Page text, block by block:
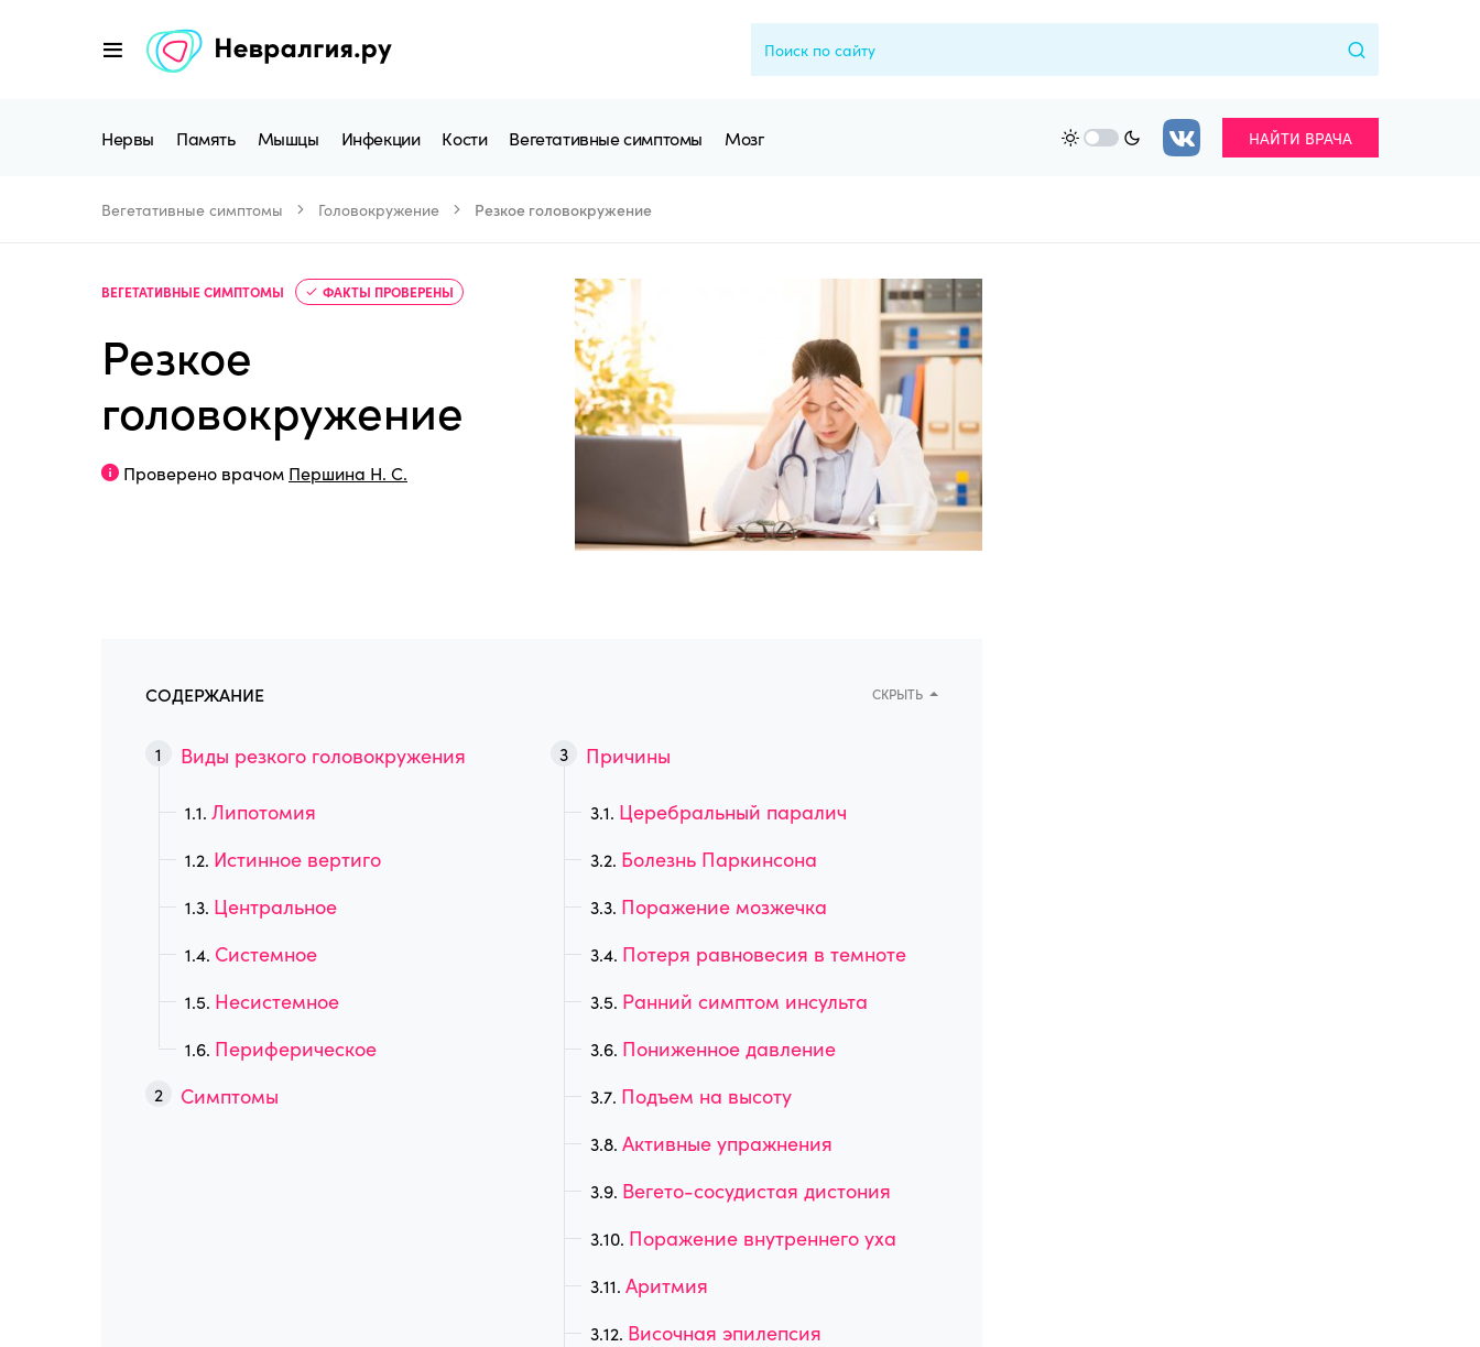
Нервы Память Мышцы Инфекции Кости Вегетативные симптомы Мозг НАЙТИ ВРАЧА
Вегетативные симптомы Головокружение Резкое головокружение
ВЕГЕТАТИВНЫЕ СИМПТОМЫ ФАКТЫ ПРОВЕРЕНЫ
Резкое
головокружение
Проверено врачом Першина Н. С.
СОДЕРЖАНИЕ СКРЫТЬ
Виды резкого головокружения
Липотомия
Истинное вертиго
Центральное
Системное
Несистемное
Периферическое
Симптомы
Причины
Церебральный паралич
Болезнь Паркинсона
Поражение мозжечка
Потеря равновесия в темноте
Ранний симптом инсульта
Пониженное давление
Подъем на высоту
Активные упражнения
Вегето-сосудистая дистония
Поражение внутреннего уха
Аритмия
Височная эпилепсия